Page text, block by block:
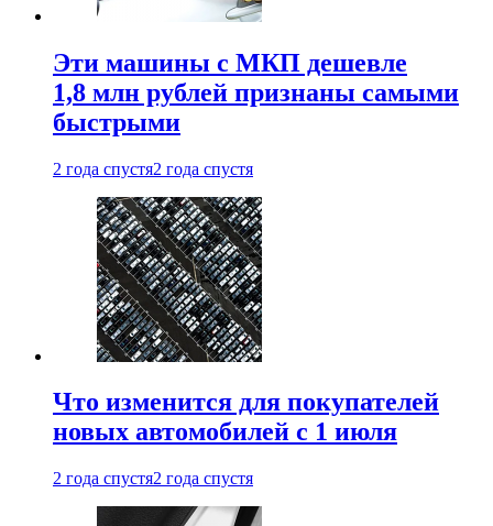
Эти машины с МКП дешевле
1,8 млн рублей признаны самыми
быстрыми
2 года спустя2 года спустя
Что изменится для покупателей
новых автомобилей с 1 июля
2 года спустя2 года спустя